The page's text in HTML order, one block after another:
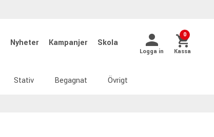
Nyheter Kampanjer Skola
Logga in
0
Kassa
Stativ Begagnat Övrigt